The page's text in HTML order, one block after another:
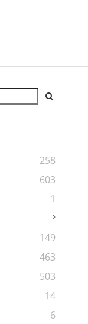
258
603
1
149
463
503
14
6